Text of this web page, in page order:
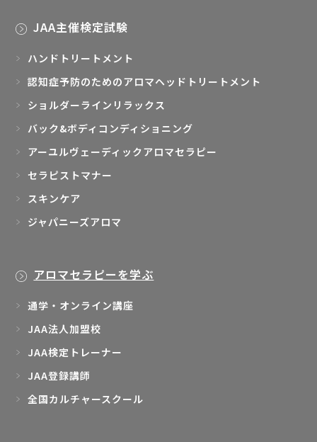
JAA主催検定試験
ハンドトリートメント
認知症予防のためのアロマヘッドトリートメント
ショルダーラインリラックス
バック&ボディコンディショニング
アーユルヴェーディックアロマセラピー
セラピストマナー
スキンケア
ジャパニーズアロマ
アロマセラピーを学ぶ
通学・オンライン講座
JAA法人加盟校
JAA検定トレーナー
JAA登録講師
全国カルチャースクール